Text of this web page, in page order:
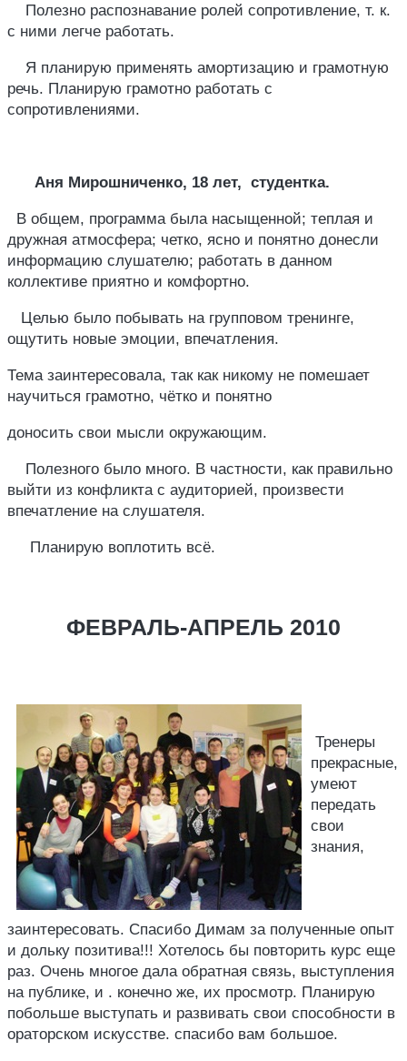
Полезно распознавание ролей сопротивление, т. к.
с ними легче работать.
Я планирую применять амортизацию и грамотную
речь. Планирую грамотно работать с
сопротивлениями.
Аня Мирошниченко, 18 лет, студентка.
В общем, программа была насыщенной; теплая и
дружная атмосфера; четко, ясно и понятно донесли
информацию слушателю; работать в данном
коллективе приятно и комфортно.
Целью было побывать на групповом тренинге,
ощутить новые эмоции, впечатления.
Тема заинтересовала, так как никому не помешает
научиться грамотно, чётко и понятно
доносить свои мысли окружающим.
Полезного было много. В частности, как правильно
выйти из конфликта с аудиторией, произвести
впечатление на слушателя.
Планирую воплотить всё.
ФЕВРАЛЬ-АПРЕЛЬ 2010
Тренеры
прекрасные,
умеют
передать
свои
знания,
заинтересовать. Спасибо Димам за полученные опыт
и дольку позитива!!! Хотелось бы повторить курс еще
раз. Очень многое дала обратная связь, выступления
на публике, и . конечно же, их просмотр. Планирую
побольше выступать и развивать свои способности в
ораторском искусстве. спасибо вам большое.